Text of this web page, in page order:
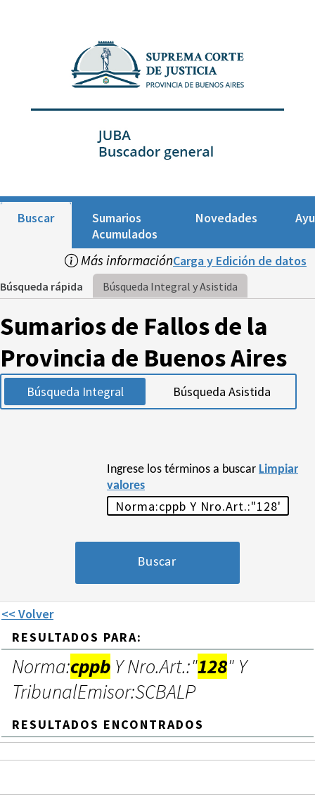
Buscar
Sumarios
Acumulados
Novedades
Más informaciónCarga y Edición de datos
Búsqueda rápida Búsqueda Integral y Asistida
Sumarios de Fallos de la
Provincia de Buenos Aires
Búsqueda Integral Búsqueda Asistida
Ingrese los términos a buscar Limpiar
valores
<< Volver
RESULTADOS PARA:
Norma:cppb Y Nro.Art.:"128" Y
TribunalEmisor:SCBALP
RESULTADOS ENCONTRADOS